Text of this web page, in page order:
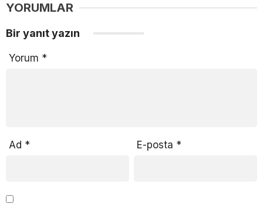
YORUMLAR
Bir yanıt yazın
Yorum *
Ad * E-posta *